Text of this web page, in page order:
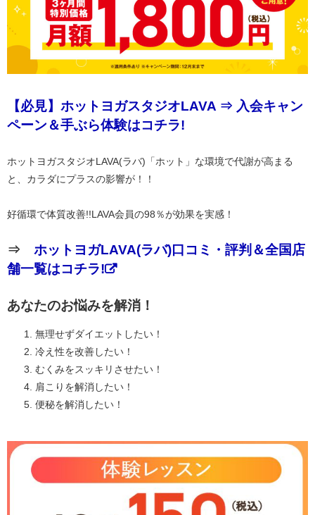
【必見】ホットヨガスタジオLAVA ⇒ 入会キャン
ペーン＆手ぶら体験はコチラ!
ホットヨガスタジオLAVA(ラバ)「ホット」な環境で代謝が高まる
と、カラダにプラスの影響が！！
好循環で体質改善!!LAVA会員の98％が効果を実感！
⇒ ホットヨガLAVA(ラバ)口コミ・評判＆全国店
舗一覧はコチラ!
あなたのお悩みを解消！
無理せずダイエットしたい！
冷え性を改善したい！
むくみをスッキリさせたい！
肩こりを解消したい！
便秘を解消したい！